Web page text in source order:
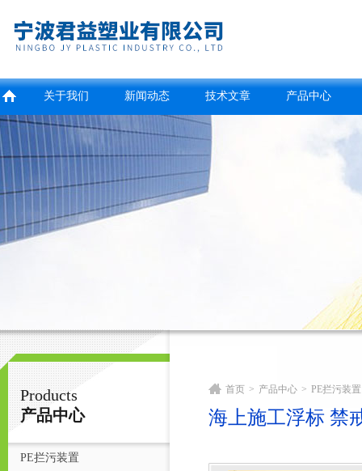
宁波君益塑业有限公司
关于我们 新闻动态 技术文章 产品中心
Products
产品中心
PE拦污装置
首页 > 产品中心 > PE拦污装置
海上施工浮标 禁